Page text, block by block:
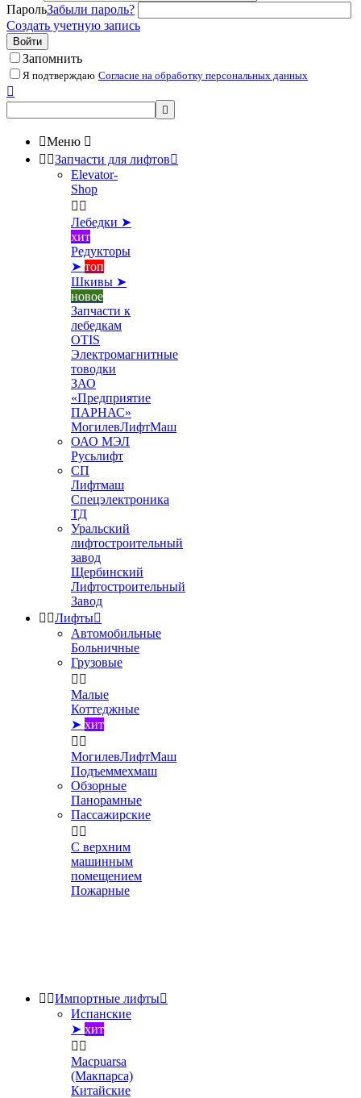
ПарольЗабыли пароль?
Создать учетную запись
Войти
Запомнить
Я подтверждаю Согласие на обработку персональных данных


Меню 
 Запчасти для лифтов
Elevator-
Shop
 
Лебедки ➤
хит
Редукторы
➤ топ
Шкивы ➤
новое
Запчасти к
лебедкам
OTIS
Электромагнитные
товодки
ЗАО
«Предприятие
ПАРНАС»
МогилевЛифтМаш
ОАО МЭЛ
Русьлифт
СП
Лифтмаш
Спецэлектроника
ТД
Уральский
лифтостроительный
завод
Щербинский
Лифтостроительный
Завод
 Лифты
Автомобильные
Больничные
Грузовые
 
Малые
Коттеджные
➤ хит
 
МогилевЛифтМаш
Подъеммехмаш
Обзорные
Панорамные
Пассажирские
 
С верхним
машинным
помещением
Пожарные
 Импортные лифты
Испанские
➤ хит
 
Macpuarsa
(Макпарса)
Китайские